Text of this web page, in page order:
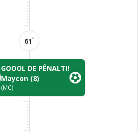
61´
GOOOL DE PÊNALTI!
Maycon (8)
(MC)